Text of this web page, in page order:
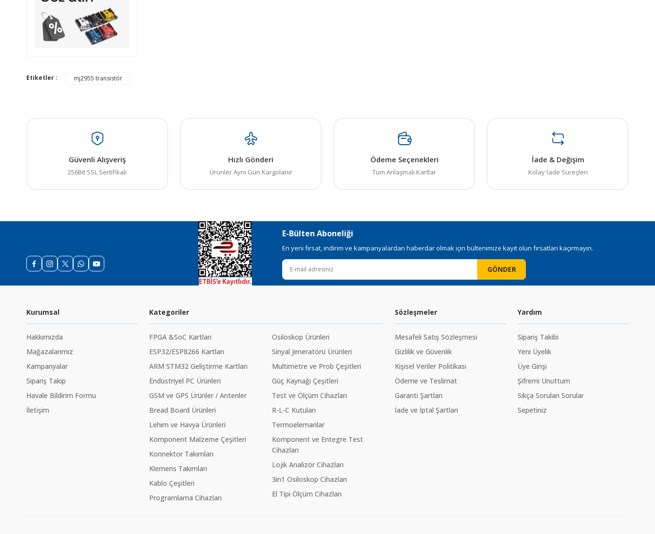
Etiketler : mj2955 transistör
Güvenli Alışveriş
256Bit SSL Sertifikalı
Hızlı Gönderi
Ürünler Aynı Gün Kargolanır
Ödeme Seçenekleri
Tüm Anlaşmalı Kartlar
İade & Değişim
Kolay İade Süreçleri
E-Bülten Aboneliği
En yeni fırsat, indirim ve kampanyalardan haberdar olmak için bültenimize kayıt olun fırsatları kaçırmayın.
GÖNDER
Kurumsal
Hakkımızda
Mağazalarımız
Kampanyalar
Sipariş Takip
Havale Bildirim Formu
İletişim
Kategoriler
FPGA &SoC Kartları
ESP32/ESP8266 Kartları
ARM STM32 Geliştirme Kartları
Endüstriyel PC Ürünleri
GSM ve GPS Ürünler / Antenler
Bread Board Ürünleri
Lehim ve Havya Ürünleri
Komponent Malzeme Çeşitleri
Konnektor Takımları
Klemens Takımları
Kablo Çeşitleri
Programlama Cihazları
Osiloskop Ürünleri
Sinyal Jeneratörü Ürünleri
Multimetre ve Prob Çeşitleri
Güç Kaynağı Çeşitleri
Test ve Ölçüm Cihazları
R-L-C Kutuları
Termoelemanlar
Komponent ve Entegre Test
Cihazları
Lojik Analizör Cihazları
3in1 Osiloskop Cihazları
El Tipi Ölçüm Cihazları
Sözleşmeler
Mesafeli Satış Sözleşmesi
Gizlilik ve Güvenlik
Kişisel Veriler Politikası
Ödeme ve Teslimat
Garanti Şartları
İade ve İptal Şartları
Yardım
Sipariş Takibi
Yeni Üyelik
Üye Girişi
Şifremi Unuttum
Sıkça Sorulan Sorular
Sepetiniz